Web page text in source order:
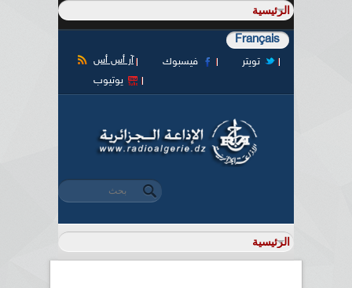
Français
آر أس أس فيسبوك
تويتر
يوتيوب
استمارة البحث
‏بحث ‏